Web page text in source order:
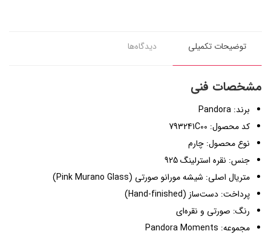
توضیحات تکمیلی دیدگاه‌ها
مشخصات فنی
برند: Pandora
کد محصول: 793241C00
نوع محصول: چارم
جنس: نقره استرلینگ 925
متریال اصلی: شیشه مورانو صورتی (Pink Murano Glass)
پرداخت: دست‌ساز (Hand-finished)
رنگ: صورتی و نقره‌ای
مجموعه: Pandora Moments